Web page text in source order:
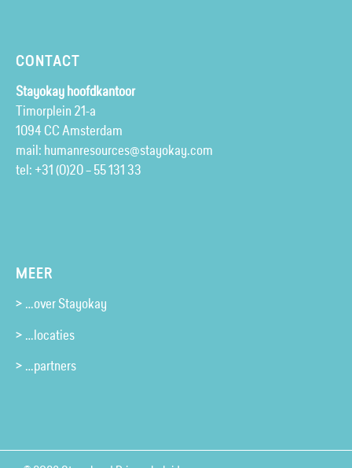
CONTACT
Stayokay hoofdkantoor
Timorplein 21-a
1094 CC Amsterdam
mail: humanresources@stayokay.com
tel: +31 (0)20 – 55 131 33
MEER
> …over Stayokay
> …locaties
> …partners